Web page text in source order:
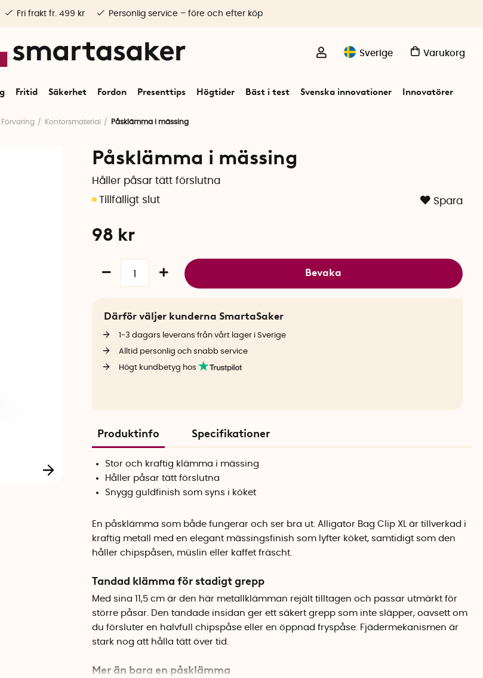
Sverige Varukorg
Fritid Säkerhet Fordon Presenttips Högtider Bäst i test Svenska innovationer Innovatörer
Fri frakt fr. 499 kr Personlig service – före och efter köp
Förvaring Kontorsmaterial Påsklämma i mässing
Påsklämma i mässing
Håller påsar tätt förslutna
Spara
98 kr
Bevaka
Därför väljer kunderna SmartaSaker
1-3 dagars leverans från vårt lager i Sverige
Alltid personlig och snabb service
Högt kundbetyg hos
Produktinfo Specifikationer
Stor och kraftig klämma i mässing
Håller påsar tätt förslutna
Snygg guldfinish som syns i köket
En påsklämma som både fungerar och ser bra ut. Alligator Bag Clip XL är tillverkad i
kraftig metall med en elegant mässingsfinish som lyfter köket, samtidigt som den
håller chipspåsen, müslin eller kaffet fräscht.
Tandad klämma för stadigt grepp
Med sina 11,5 cm är den här metallklämman rejält tilltagen och passar utmärkt för
större påsar. Den tandade insidan ger ett säkert grepp som inte släpper, oavsett om
du försluter en halvfull chipspåse eller en öppnad fryspåse. Fjädermekanismen är
stark nog att hålla tätt över tid.
Mer än bara en påsklämma